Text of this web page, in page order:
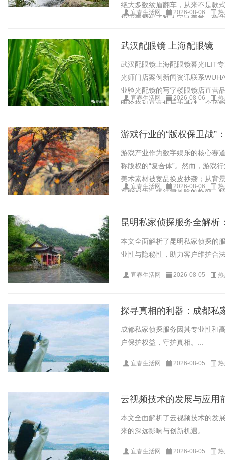
绝大多数纹眉翻车，从来不是款
板审美替代了私人定制美学。作
宜春生活网 2026-08-06
武汉配眼镜 上海配眼镜
武汉配眼镜上海配眼镜暮光ILIT
光师门店案例新闻资讯联系
业验光配镜的写字楼眼镜店直营
明价格和直营售后为基础，全场
宜春生活网 2026-08-06
游戏行业的“版权保卫战”
游戏产业作为数字娱乐的核心赛
称版权的“复合体”。然而，游戏
美术素材被竞品换皮抄袭；从背
可能成为引爆法律风险的炸弹。
宜春生活网 2026-08-06
昆明私家侦探服务全解析
本文全面解析了昆明私家侦探的
业性与隐秘性，助力客户维护合
宜春生活网 2026-08-05
探寻真相的利器：成都私
成都私家侦探服务因其专业性和
户保护权益，守护真相。...
宜春生活网 2026-08-05
云视频技术的发展与应用
本文全面解析了云视频技术的发
来的深远影响与创新机遇。...
宜春生活网 2026-08-05